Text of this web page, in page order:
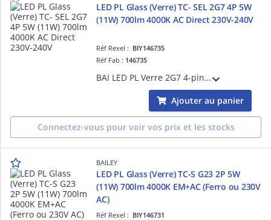
LED PL Glass (Verre) TC- SEL 2G7 4P 5W
(11W) 700lm 4000K AC Direct 230V-240V
Réf Rexel : BIY146735
Réf Fab : 146735
BAI LED PL Verre 2G7 4-pins TC-SEL 5W (11W) 4000K Dépolie 700lm 230V-240V 270° 37x205mm (aussi compactes que les anciennes fluos) Temp. -20°C +45°C - Alternative PLS Dulux S/E - Shunter ballast existant et brancher sur secteur 230V AC
Ajouter au panier
Connectez-vous pour voir vos prix et les stocks
BAILEY
LED PL Glass (Verre) TC-S G23 2P 5W
(11W) 700lm 4000K EM+AC (Ferro ou 230V
AC)
Réf Rexel : BIY146731